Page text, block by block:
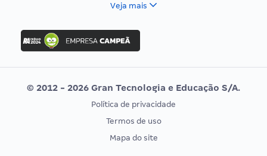
Concurso Nacional Unificado
Concurso Ibama
Concurso MPU
Editais publicados
Vunesp
CONCURSOS POR PROFISSÃO
EXAME DE ORDEM
Veja mais
© 2012 - 2026 Gran Tecnologia e Educação S/A.
Política de privacidade
Termos de uso
Mapa do site